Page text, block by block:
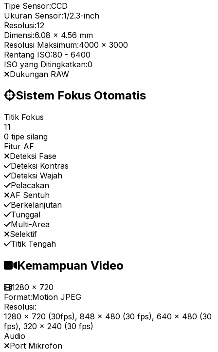
Tipe Sensor:CCD
Ukuran Sensor:1/2.3-inch
Resolusi:12
Dimensi:6.08 x 4.56 mm
Resolusi Maksimum:4000 x 3000
Rentang ISO:80 - 6400
ISO yang Ditingkatkan:0
Dukungan RAW
Sistem Fokus Otomatis
Titik Fokus
11
0 tipe silang
Fitur AF
Deteksi Fase
Deteksi Kontras
Deteksi Wajah
Pelacakan
AF Sentuh
Berkelanjutan
Tunggal
Multi-Area
Selektif
Titik Tengah
Kemampuan Video
1280 x 720
Format:Motion JPEG
Resolusi:
1280 x 720 (30fps), 848 x 480 (30 fps), 640 x 480 (30
fps), 320 x 240 (30 fps)
Audio
Port Mikrofon